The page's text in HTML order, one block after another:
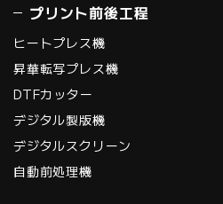
プリント前後工程
ヒートプレス機
昇華転写プレス機
DTFカッター
デジタル製版機
デジタルスクリーン
自動前処理機